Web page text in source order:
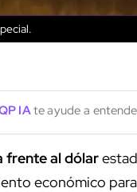
IAte ayude a
frente al dólar
económico